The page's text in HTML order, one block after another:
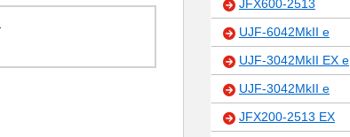
JFX600-2513
UJF-6042MkII e
UJF-3042MkII EX e
UJF-3042MkII e
JFX200-2513 EX